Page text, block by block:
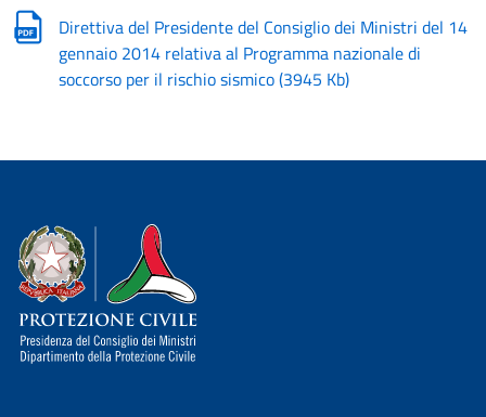
Direttiva del Presidente del Consiglio dei Ministri del 14
gennaio 2014 relativa al Programma nazionale di
soccorso per il rischio sismico(3945 Kb)
Dipartimento della Protezione Civile